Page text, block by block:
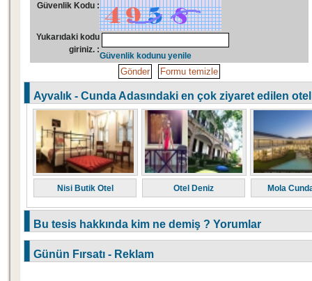
Güvenlik Kodu :
Yukarıdaki kodu
giriniz. :
Güvenlik kodunu yenile
Ayvalık - Cunda Adasındaki en çok ziyaret edilen
Nisi Butik Otel Otel Deniz Mola
Bu tesis hakkında kim ne demiş ? Yorumlar
Günün Fırsatı - Reklam